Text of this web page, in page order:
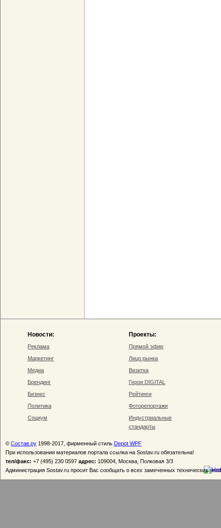
Новости:
Реклама
Маркетинг
Медиа
Брендинг
Бизнес
Политика
Социум
Проекты:
Прямой эфир
Лицо рынка
Визитка
Герои DIGITAL
Рейтинги
Фоторепортажи
Индустриальные
стандарты
© Состав.ру 1998-2017, фирменный стиль Depot WPF
При использовании материалов портала ссылка на Sostav.ru обязательна!
тел/факс: +7 (495) 230 0597 адрес: 109004, Москва, Полковая 3/3
Администрация Sostav.ru просит Вас сообщать о всех замеченных технических